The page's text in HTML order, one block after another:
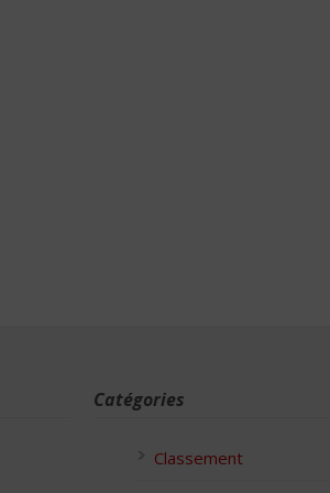
Catégories
Classement